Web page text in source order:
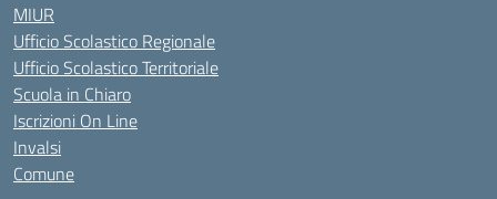
MIUR
Ufficio Scolastico Regionale
Ufficio Scolastico Territoriale
Scuola in Chiaro
Iscrizioni On Line
Invalsi
Comune